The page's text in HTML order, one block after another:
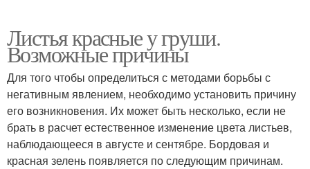
Листья красные у груши.
Возможные причины
Для того чтобы определиться с методами борьбы с
негативным явлением, необходимо установить причину
его возникновения. Их может быть несколько, если не
брать в расчет естественное изменение цвета листьев,
наблюдающееся в августе и сентябре. Бордовая и
красная зелень появляется по следующим причинам.